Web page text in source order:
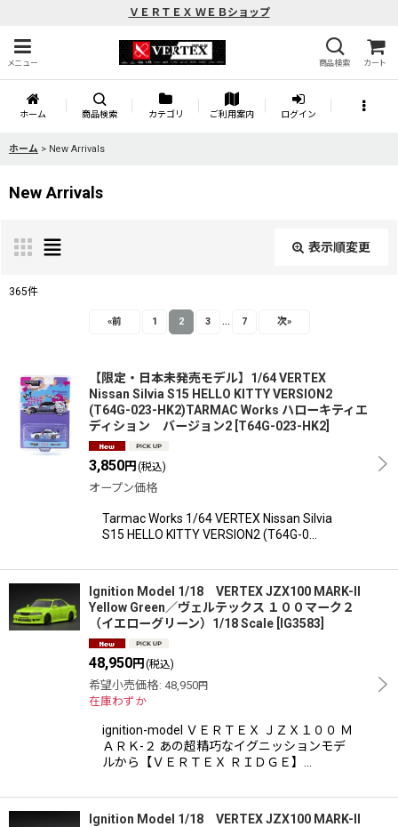
ＶＥＲＴＥＸ ＷＥＢショップ
メニュー 商品検索 カート
ホーム 商品検索 カテゴリ ご利用案内 ログイン
ホーム > New Arrivals
New Arrivals
表示順変更
並び順:
絞り込む
365件
«前 1 2 3 7 次»
【限定・日本未発売モデル】1/64 VERTEX
Nissan Silvia S15 HELLO KITTY VERSION2
(T64G-023-HK2)TARMAC Works ハローキティエ
ディション バージョン2 T64G-023-HK2
3,850円 (税込)
オープン価格
Tarmac Works 1/64 VERTEX Nissan Silvia
S15 HELLO KITTY VERSION2 (T64G-0…
Ignition Model 1/18 VERTEX JZX100 MARK-II
Yellow Green／ヴェルテックス １００マーク２
（イエローグリーン）1/18 Scale
IG3583
48,950円 (税込)
希望小売価格: 48,950円
在庫わずか
ignition-model ＶＥＲＴＥＸ ＪＺＸ１００ Ｍ
ＡＲＫ-２ あの超精巧なイグニッションモデ
ルから【ＶＥＲＴＥＸ ＲＩＤＧＥ】…
Ignition Model 1/18 VERTEX JZX100 MARK-II